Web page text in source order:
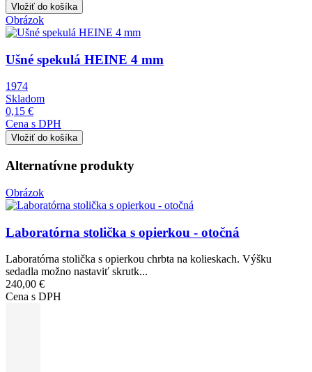
Obrázok
Ušné spekulá HEINE 4 mm
1974
Skladom
0,15 €
Cena s DPH
Alternatívne produkty
Obrázok
Laboratórna stolička s opierkou - otočná
Laboratórna stolička s opierkou chrbta na kolieskach. Výšku
sedadla možno nastaviť skrutk...
240,00 €
Cena s DPH